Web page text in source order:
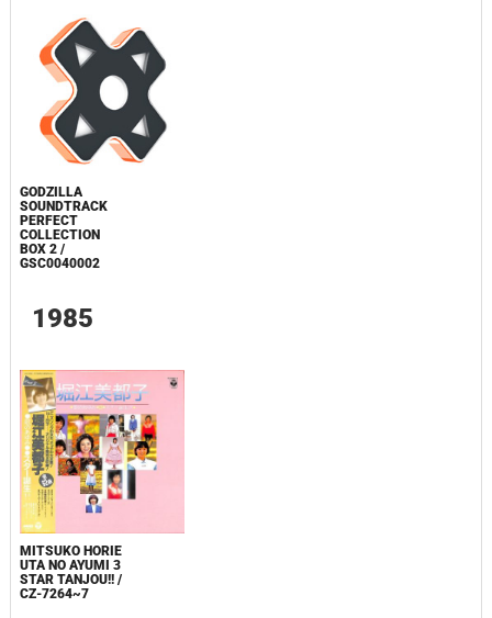
GODZILLA
SOUNDTRACK
PERFECT
COLLECTION
BOX 2 /
GSC0040002
1985
MITSUKO HORIE
UTA NO AYUMI 3
STAR TANJOU!! /
CZ-7264~7